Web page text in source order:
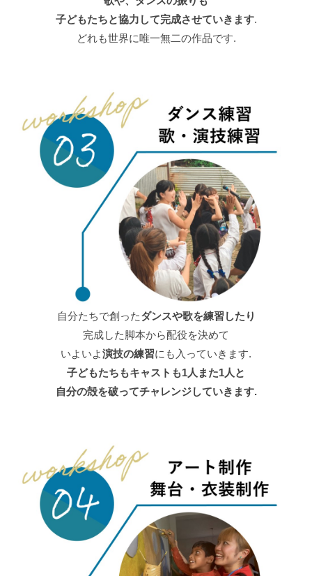
子どもたちと協力して完成させていきます.
どれも世界に唯一無二の作品です.
自分たちで創ったダンスや歌を練習したり
完成した脚本から配役を決めて
いよいよ演技の練習にも入っていきます.
子どもたちもキャストも1人また1人と
自分の殻を破ってチャレンジしていきます.